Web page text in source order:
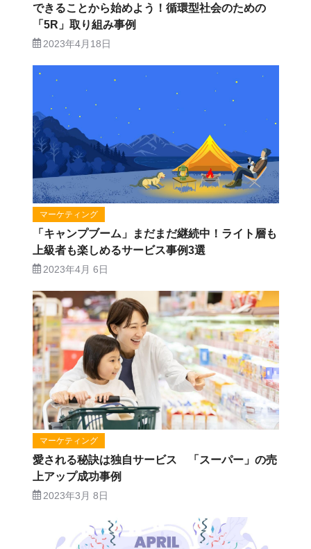
できることから始めよう！循環型社会のための
「5R」取り組み事例
2023年4月18日
マーケティング
「キャンプブーム」まだまだ継続中！ライト層も
上級者も楽しめるサービス事例3選
2023年4月 6日
マーケティング
愛される秘訣は独自サービス 「スーパー」の売
上アップ成功事例
2023年3月 8日